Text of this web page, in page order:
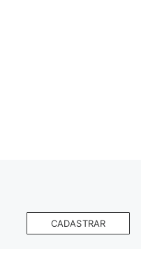
CADASTRAR